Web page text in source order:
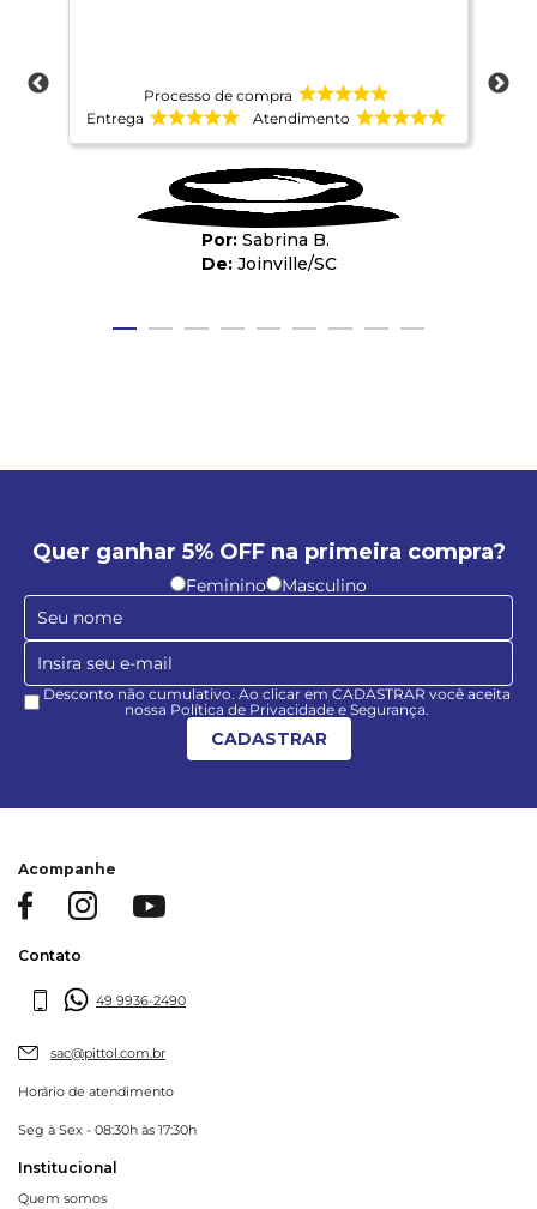
Processo de compra
Entrega
Atendimento
Sabrina B.
Joinville/SC
Quer ganhar 5% OFF na primeira compra?
Feminino Masculino
Desconto não cumulativo. Ao clicar em CADASTRAR você aceita
nossa Política de Privacidade e Segurança.
CADASTRAR
Acompanhe
Contato
49 9936-2490
sac@pittol.com.br
Horário de atendimento
Seg à Sex - 08:30h às 17:30h
Institucional
Quem somos